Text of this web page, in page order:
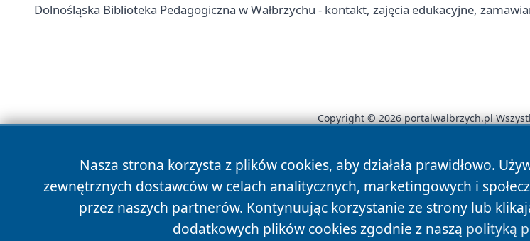
Dolnośląska Biblioteka Pedagogiczna w Wałbrzychu - kontakt, zajęcia edukacyjne,
Nasza strona korzysta z plików cookies, aby działała prawidłowo.
zewnętrznych dostawców w celach analitycznych, marketingowych i
przez naszych partnerów. Kontynuując korzystanie ze strony lub
dodatkowych plików cookies zgodnie z naszą polityką
Copyright © 2026 portalwalbrzych.pl
News Autorzy Polityka